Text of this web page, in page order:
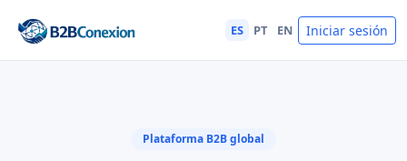
ES PT EN Iniciar sesión
Plataforma B2B global